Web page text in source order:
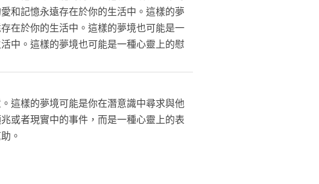
和記憶永遠存在於你的生活中。這樣的夢
在於你的生活中。這樣的夢境也可能是一
中。這樣的夢境也可能是一種心靈上的慰
這樣的夢境可能是你在潛意識中尋求與他
或者現實中的事件，而是一種心靈上的表
。